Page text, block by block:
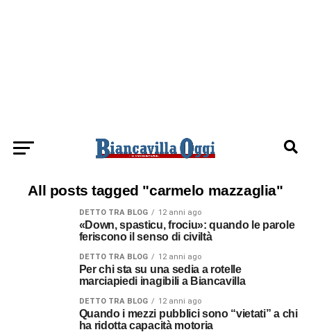
All posts tagged "carmelo mazzaglia"
DETTO TRA BLOG 12 anni ago
«Down, spasticu, frociu»: quando le parole
feriscono il senso di civiltà
DETTO TRA BLOG 12 anni ago
Per chi sta su una sedia a rotelle
marciapiedi inagibili a Biancavilla
DETTO TRA BLOG 12 anni ago
Quando i mezzi pubblici sono “vietati” a chi
ha ridotta capacità motoria